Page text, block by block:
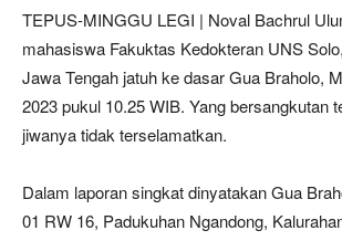
TEPUS-MINGGU LEGI | Noval Bachrul
mahasiswa Fakuktas Kedokteran UNS
Jawa Tengah jatuh ke dasar Gua Braholo,
2023 pukul 10.25 WIB. Yang bersangkutan
jiwanya tidak terselamatkan.
Dalam laporan singkat dinyatakan Gua
01 RW 16, Padukuhan Ngandong,